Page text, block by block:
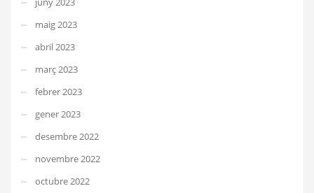
maig 2023
abril 2023
març 2023
febrer 2023
gener 2023
desembre 2022
novembre 2022
octubre 2022